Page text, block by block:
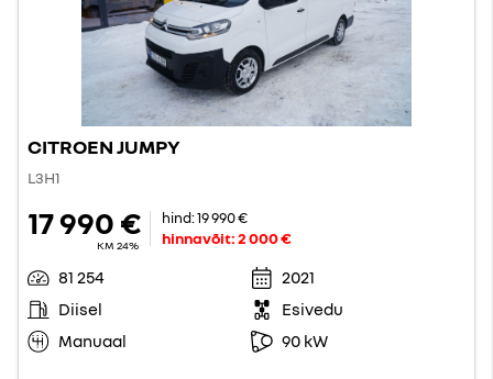
CITROEN JUMPY
L3H1
17 990 €
KM 24%
hind:19 990 €
hinnavõit:2 000 €
81 254
2021
Diisel
Esivedu
Manuaal
90 kW